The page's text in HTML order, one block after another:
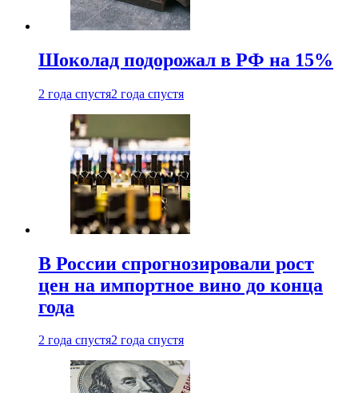
Шоколад подорожал в РФ на 15%
2 года спустя2 года спустя
В России спрогнозировали рост
цен на импортное вино до конца
года
2 года спустя2 года спустя